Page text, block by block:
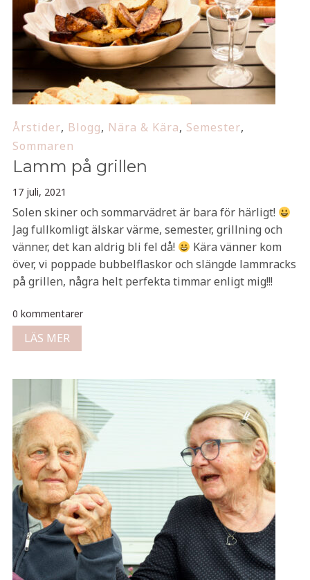
Årstider, Blogg, Nära & Kära, Semester,
Sommaren
Lamm på grillen
17 juli, 2021
Solen skiner och sommarvädret är bara för härligt!
Jag fullkomligt älskar värme, semester, grillning och
vänner, det kan aldrig bli fel då!
Kära vänner kom
över, vi poppade bubbelflaskor och slängde lammracks
på grillen, några helt perfekta timmar enligt mig!!!
0 kommentarer
LÄS MER